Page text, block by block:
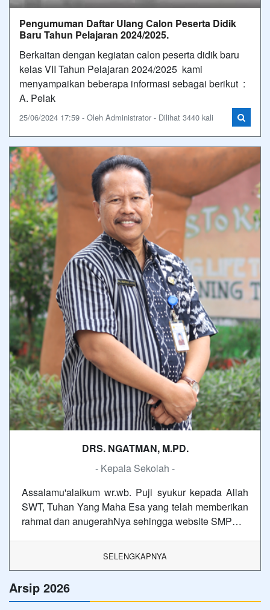
Pengumuman Daftar Ulang Calon Peserta Didik
Baru Tahun Pelajaran 2024/2025.
Berkaitan dengan kegiatan calon peserta didik baru
kelas VII Tahun Pelajaran 2024/2025 kami
menyampaikan beberapa informasi sebagai berikut :
A. Pelak
25/06/2024 17:59 - Oleh Administrator - Dilihat 3440 kali
DRS. NGATMAN, M.PD.
- Kepala Sekolah -
Assalamu'alaikum wr.wb. Puji syukur kepada Allah
SWT, Tuhan Yang Maha Esa yang telah memberikan
rahmat dan anugerahNya sehingga website SMP…
SELENGKAPNYA
Arsip 2026